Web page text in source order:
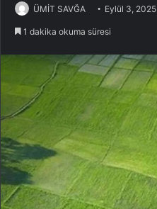
ÜMİT SAVĞA Eylül 3, 2025
1 dakika okuma süresi